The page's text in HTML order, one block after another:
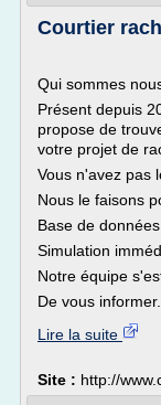
Courtier
Qui sommes
Présent depuis
propose de
votre projet de
Vous n'avez pas
Nous le faisons
Base de
Simulation
Notre équipe
De vous informer...
Lire la suite
Site : http://